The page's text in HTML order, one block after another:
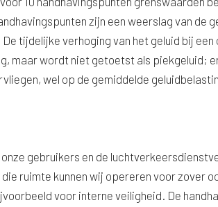
zijn een weerslag van de
tijdelijke verhoging van het geluid bij
maar wordt niet getoetst als piekgeluid;
wel op de gemiddelde
gebruikers en de
ruimte kunnen wij opereren voor zover
voor interne veiligheid. De